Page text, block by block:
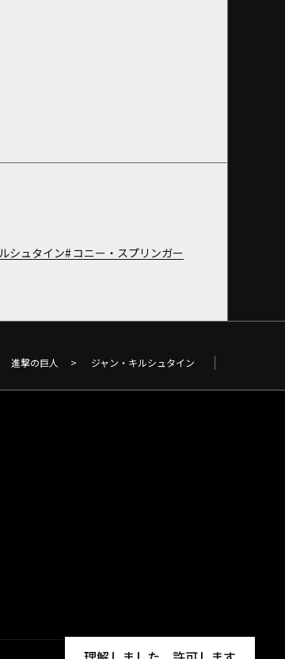
シュタイン コニー・スプリンガー
進撃の巨人 > ジャン・キルシュタイン